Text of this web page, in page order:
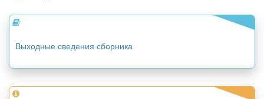
Выходные сведения сборника